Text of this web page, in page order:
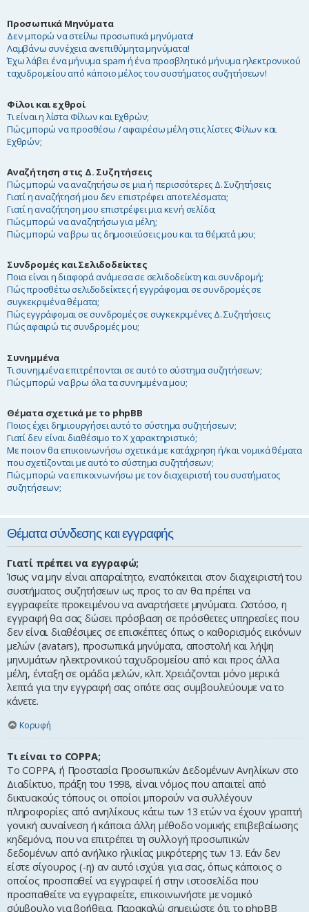
Προσωπικά Μηνύματα
Δεν μπορώ να στείλω προσωπικά μηνύματα!
Λαμβάνω συνέχεια ανεπιθύμητα μηνύματα!
Έχω λάβει ένα μήνυμα spam ή ένα προσβλητικό μήνυμα ηλεκτρονικού
ταχυδρομείου από κάποιο μέλος του συστήματος συζητήσεων!
Φίλοι και εχθροί
Τι είναι η λίστα Φίλων και Εχθρών;
Πώς μπορώ να προσθέσω / αφαιρέσω μέλη στις λίστες Φίλων και
Εχθρών;
Αναζήτηση στις Δ. Συζητήσεις
Πώς μπορώ να αναζητήσω σε μια ή περισσότερες Δ. Συζητήσεις;
Γιατί η αναζήτησή μου δεν επιστρέφει αποτελέσματα;
Γιατί η αναζήτηση μου επιστρέφει μια κενή σελίδα;
Πώς μπορώ να αναζητήσω για μέλη;
Πώς μπορώ να βρω τις δημοσιεύσεις μου και τα θέματά μου;
Συνδρομές και Σελιδοδείκτες
Ποια είναι η διαφορά ανάμεσα σε σελιδοδείκτη και συνδρομή;
Πώς προσθέτω σελιδοδείκτες ή εγγράφομαι σε συνδρομές σε
συγκεκριμένα θέματα;
Πώς εγγράφομαι σε συνδρομές σε συγκεκριμένες Δ. Συζητήσεις;
Πώς αφαιρώ τις συνδρομές μου;
Συνημμένα
Τι συνημμένα επιτρέπονται σε αυτό το σύστημα συζητήσεων;
Πώς μπορώ να βρω όλα τα συνημμένα μου;
Θέματα σχετικά με το phpBB
Ποιος έχει δημιουργήσει αυτό το σύστημα συζητήσεων;
Γιατί δεν είναι διαθέσιμο το Χ χαρακτηριστικό;
Με ποιον θα επικοινωνήσω σχετικά με κατάχρηση ή/και νομικά θέματα
που σχετίζονται με αυτό το σύστημα συζητήσεων;
Πώς μπορώ να επικοινωνήσω με τον διαχειριστή του συστήματος
συζητήσεων;
Θέματα σύνδεσης και εγγραφής
Γιατί πρέπει να εγγραφώ;
Ίσως να μην είναι απαραίτητο, εναπόκειται στον διαχειριστή του
συστήματος συζητήσεων ως προς το αν θα πρέπει να
εγγραφείτε προκειμένου να αναρτήσετε μηνύματα. Ωστόσο, η
εγγραφή θα σας δώσει πρόσβαση σε πρόσθετες υπηρεσίες που
δεν είναι διαθέσιμες σε επισκέπτες όπως ο καθορισμός εικόνων
μελών (avatars), προσωπικά μηνύματα, αποστολή και λήψη
μηνυμάτων ηλεκτρονικού ταχυδρομείου από και προς άλλα
μέλη, ένταξη σε ομάδα μελών, κλπ. Χρειάζονται μόνο μερικά
λεπτά για την εγγραφή σας οπότε σας συμβουλεύουμε να το
κάνετε.
Κορυφή
Τι είναι το COPPA;
Το COPPA, ή Προστασία Προσωπικών Δεδομένων Ανηλίκων στο
Διαδίκτυο, πράξη του 1998, είναι νόμος που απαιτεί από
δικτυακούς τόπους οι οποίοι μπορούν να συλλέγουν
πληροφορίες από ανηλίκους κάτω των 13 ετών να έχουν γραπτή
γονική συναίνεση ή κάποια άλλη μέθοδο νομικής επιβεβαίωσης
κηδεμόνα, που να επιτρέπει τη συλλογή προσωπικών
δεδομένων από ανήλικο ηλικίας μικρότερης των 13. Εάν δεν
είστε σίγουρος (-η) αν αυτό ισχύει για σας, όπως κάποιος ο
οποίος προσπαθεί να εγγραφεί ή στην ιστοσελίδα που
προσπαθείτε να εγγραφείτε, επικοινωνήστε με νομικό
σύμβουλο για βοήθεια. Παρακαλώ σημειώστε ότι το phpBB